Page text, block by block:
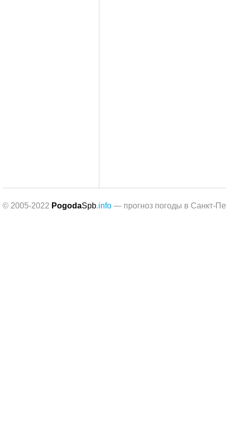
© 2005-2022 PogodaSpb.info — прогноз погоды в Санкт-